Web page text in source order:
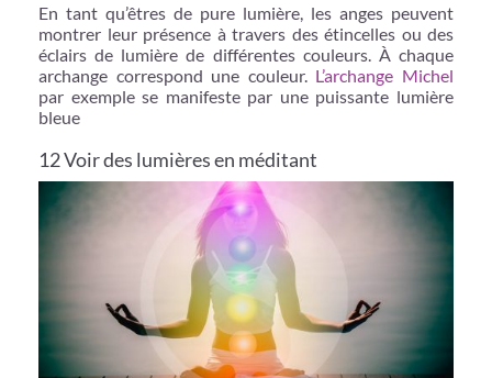
En tant qu’êtres de pure lumière, les anges peuvent
montrer leur présence à travers des étincelles ou des
éclairs de lumière de différentes couleurs. À chaque
archange correspond une couleur. L’archange Michel
par exemple se manifeste par une puissante lumière
bleue
12 Voir des lumières en méditant